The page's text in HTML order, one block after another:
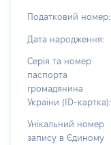
Податковий номер:
Дата народження:
Серія та номер
паспорта
громадянина
України (ID-картка):
Унікальний номер
запису в Єдиному